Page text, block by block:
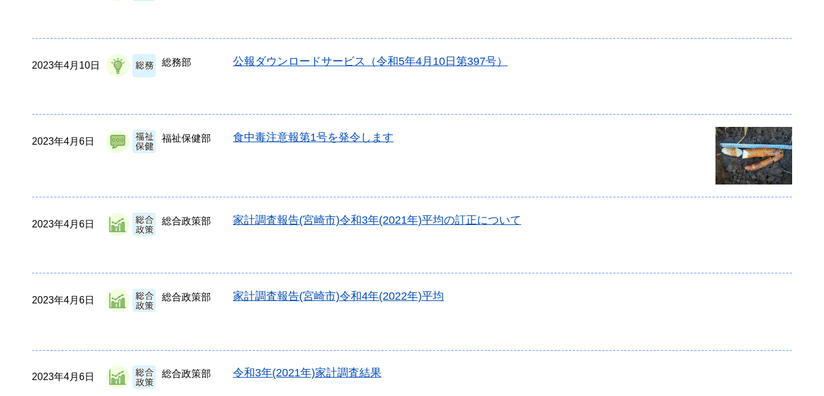
2023年4月10日 総務部 公報ダウンロードサービス（令和5年4月10日第397号）
2023年4月6日 福祉保健部 食中毒注意報第1号を発令します
2023年4月6日 総合政策部 家計調査報告(宮崎市)令和3年(2021年)平均の訂正について
2023年4月6日 総合政策部 家計調査報告(宮崎市)令和4年(2022年)平均
2023年4月6日 総合政策部 令和3年(2021年)家計調査結果